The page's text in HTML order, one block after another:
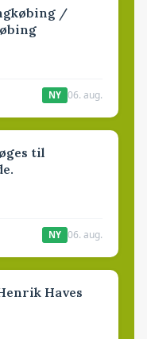
/
NY 06. aug.
til
NY 06. aug.
Haves